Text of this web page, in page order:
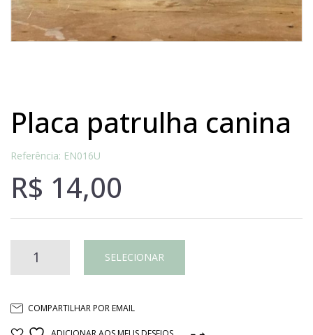
placa patrulha canina
Referência: EN016U
R$ 14,00
Placa
canina
SELECIONAR
COMPARTILHAR POR EMAIL